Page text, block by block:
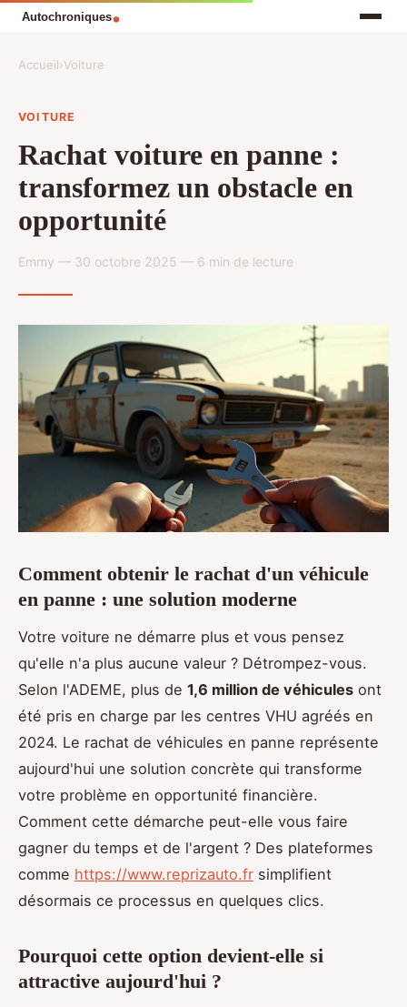
Accueil›Voiture
VOITURE
Rachat voiture en panne :
transformez un obstacle en
opportunité
Emmy — 30 octobre 2025 — 6 min de lecture
Comment obtenir le rachat d'un véhicule
en panne : une solution moderne
Votre voiture ne démarre plus et vous pensez
qu'elle n'a plus aucune valeur ? Détrompez-vous.
Selon l'ADEME, plus de 1,6 million de véhicules ont
été pris en charge par les centres VHU agréés en
2024. Le rachat de véhicules en panne représente
aujourd'hui une solution concrète qui transforme
votre problème en opportunité financière.
Comment cette démarche peut-elle vous faire
gagner du temps et de l'argent ? Des plateformes
comme https://www.reprizauto.fr simplifient
désormais ce processus en quelques clics.
Pourquoi cette option devient-elle si
attractive aujourd'hui ?